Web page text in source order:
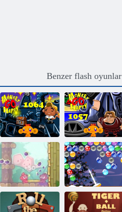
Benzer flash oyunlar
Maymun Mutlu
Etme Sahnesi
1064
Maymun Mutlu
Etme Sahnesi
1057